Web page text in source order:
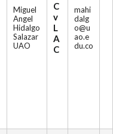
Miguel
Angel
Hidalgo
Salazar
UAO
C
v
L
A
C
mahi
dalg
o@u
ao.e
du.co